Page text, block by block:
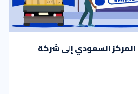
السعودي إلى شركة